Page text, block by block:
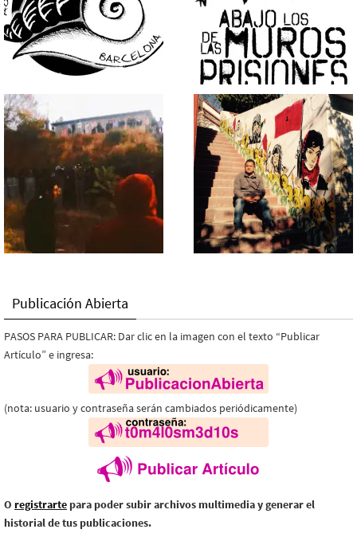
Publicación Abierta
PASOS PARA PUBLICAR: Dar clic en la imagen con el texto “Publicar
Artículo” e ingresa:
(nota: usuario y contraseña serán cambiados periódicamente)
O registrarte para poder subir archivos multimedia y generar el
historial de tus publicaciones.